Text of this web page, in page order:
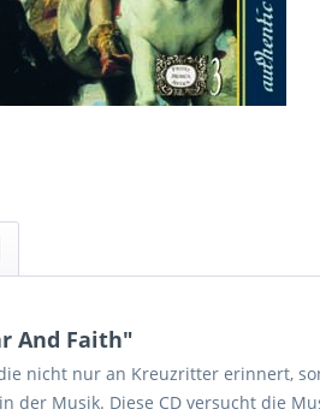
And Faith"
nicht nur an Kreuzritter erinnert,
der Musik. Diese CD versucht die